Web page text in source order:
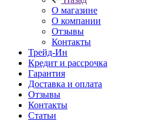
О магазине
О компании
Отзывы
Контакты
Трейд-Ин
Кредит и рассрочка
Гарантия
Доставка и оплата
Отзывы
Контакты
Статьи